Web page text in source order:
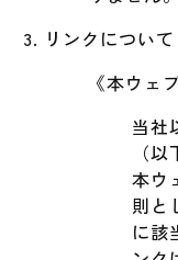
リンクについて
《本ウェ
当社
（
本ウ
則と
に該